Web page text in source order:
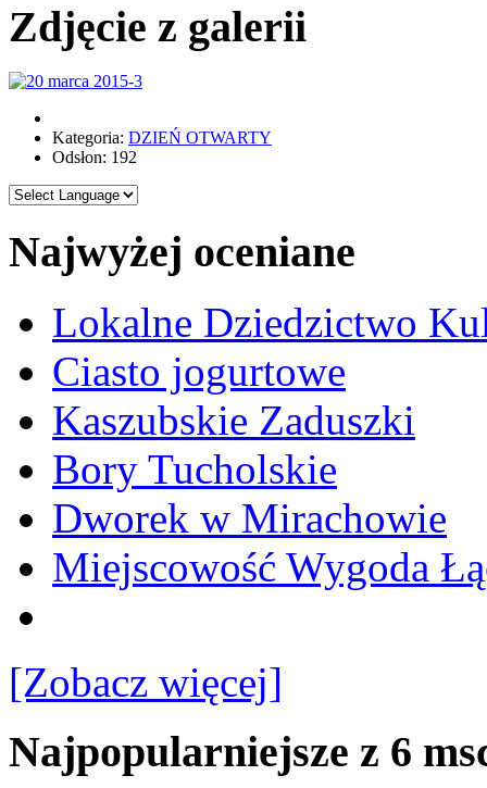
Zdjęcie z galerii
Kategoria: DZIEŃ OTWARTY
Odsłon: 192
Najwyżej oceniane
Lokalne Dziedzictwo
Ciasto jogurtowe
Kaszubskie Zaduszki
Bory Tucholskie
Dworek w Mirachowie
Miejscowość Wygoda
[Zobacz więcej]
Najpopularniejsze z 6